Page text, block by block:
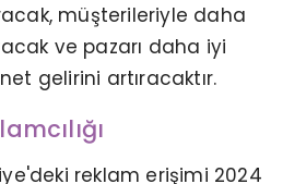
müşterileriyle daha
ve pazarı daha iyi
gelirini artıracaktır.
reklam erişimi 2024